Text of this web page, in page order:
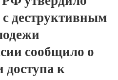
деструктивным
сообщило о
доступа к